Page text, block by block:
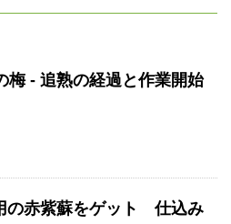
梅 - 追熟の経過と作業開始
の赤紫蘇をゲット 仕込み